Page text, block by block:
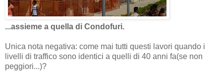
...assieme a quella di Condofuri.
Unica nota negativa: come mai tutti questi lavori quando i
livelli di traffico sono identici a quelli di 40 anni fa(se non
peggiori...)?